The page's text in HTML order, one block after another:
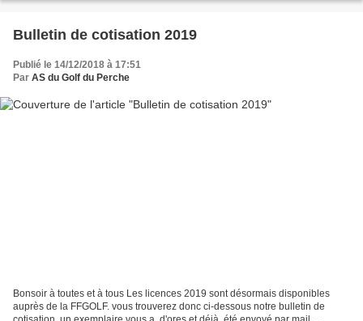
Bulletin de cotisation 2019
Publié le 14/12/2018 à 17:51
Par AS du Golf du Perche
Bonsoir à toutes et à tous Les licences 2019 sont désormais disponibles
auprès de la FFGOLF. vous trouverez donc ci-dessous notre bulletin de